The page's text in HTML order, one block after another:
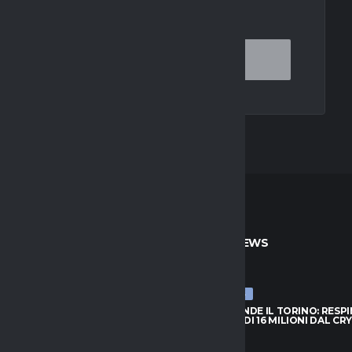
THE NEXT TIME I COMMENT.
ULTIME NEWS
ULTIME NEWS
NJIE SI PRENDE IL TORINO:
L’OFFERTA DI 16 MILIONI DAL